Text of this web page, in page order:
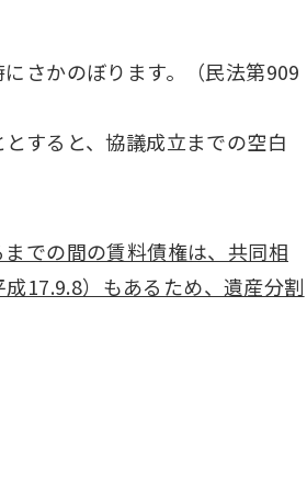
さかのぼります。（民法第909
すると、協議成立までの空白
での間の賃料債権は、共同相
17.9.8）もあるため、遺産分割